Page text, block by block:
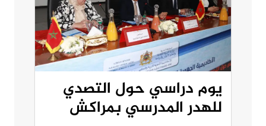
يوم دراسي حول التصدي
للهدر المدرسي بمراكش